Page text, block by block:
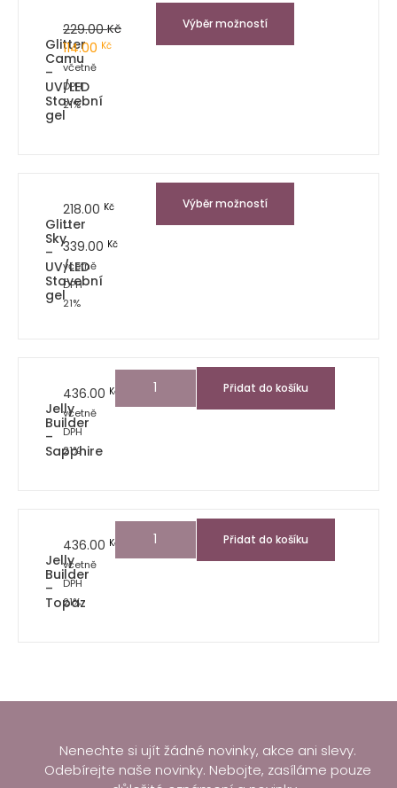
Glitter
Camu
–
UV/LED
Stavební
gel
229.00Kč
114.00 Kč
včetně
DPH
21%
Výběr možností
Glitter
Sky
–
UV/LED
Stavební
gel
218.00 Kč
–
339.00 Kč
včetně
DPH
21%
Výběr možností
Jelly
Builder
–
Sapphire
436.00 Kč
včetně
DPH
21%
Přidat do košíku
Jelly
Builder
–
Topaz
436.00 Kč
včetně
DPH
21%
Přidat do košíku
Nenechte si ujít žádné novinky, akce ani slevy.
Odebírejte naše novinky. Nebojte, zasíláme pouze